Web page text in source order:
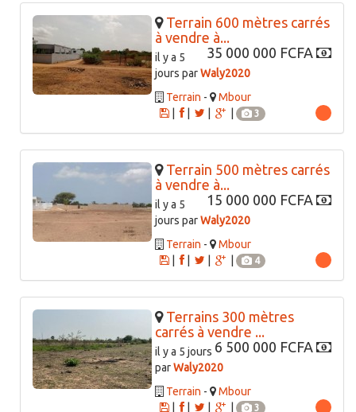
Terrain 600 mètres carrés
à vendre à...
35 000 000 FCFA
il y a 5
jours parWaly2020
Terrain -
Mbour
|
3
Terrain 500 mètres carrés
à vendre à...
15 000 000 FCFA
il y a 5
jours parWaly2020
Terrain -
Mbour
|
4
Terrains 300 mètres
carrés à vendre ...
6 500 000 FCFA
il y a 5 jours
parWaly2020
Terrain -
Mbour
|
3